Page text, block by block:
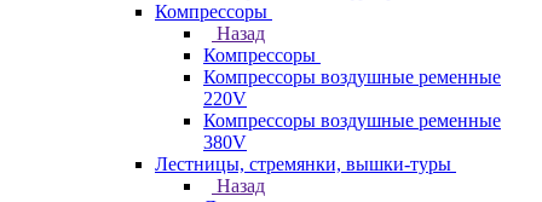
Компрессоры
Назад
Компрессоры
Компрессоры воздушные ременные
220V
Компрессоры воздушные ременные
380V
Лестницы, стремянки, вышки-туры
Назад